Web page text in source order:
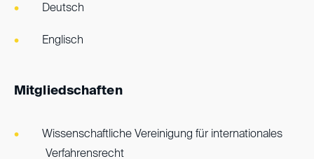
Deutsch
Englisch
Mitgliedschaften
Wissenschaftliche Vereinigung für internationales
Verfahrensrecht